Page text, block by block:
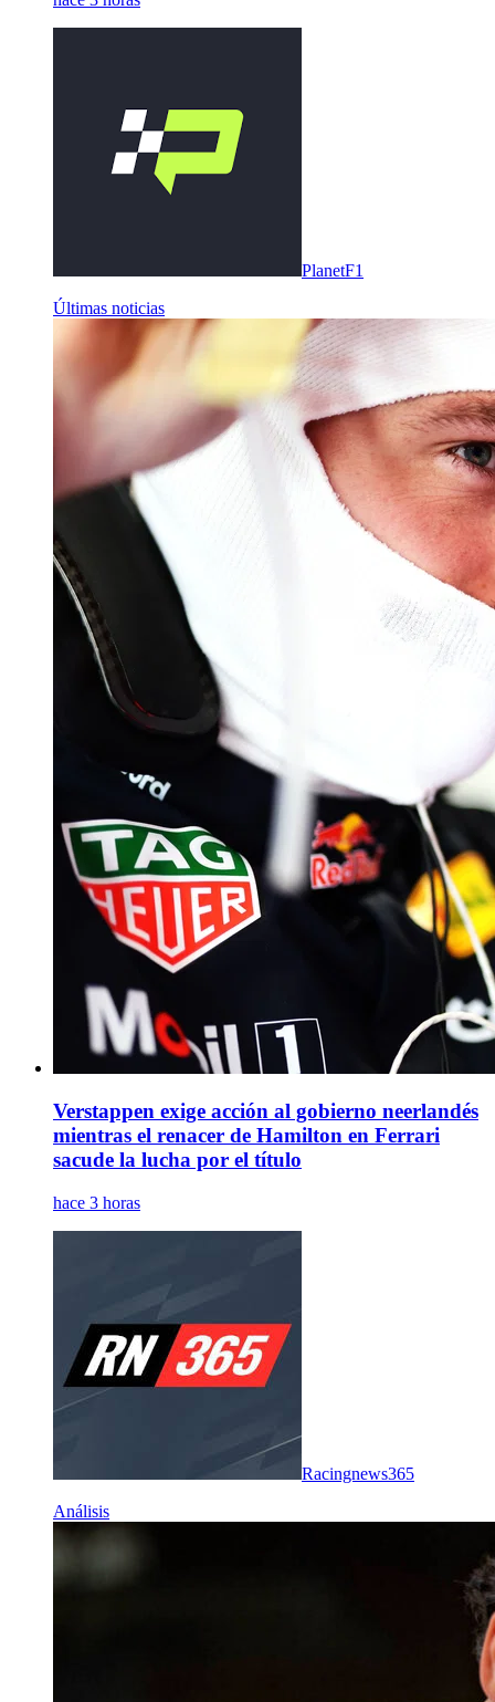
PlanetF1
Últimas noticias
Verstappen exige acción al gobierno neerlandés
mientras el renacer de Hamilton en Ferrari
sacude la lucha por el título
hace 3 horas
Racingnews365
Análisis